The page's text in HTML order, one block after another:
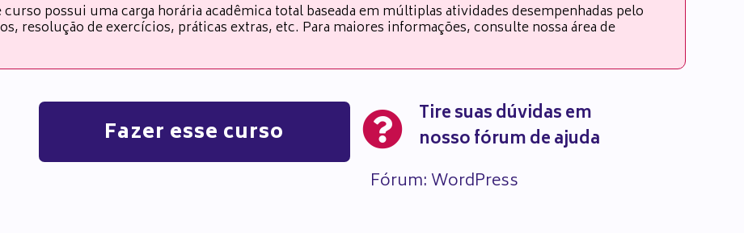
curso possui uma carga horária acadêmica total baseada em múltiplas atividades desempenhadas pelo
resolução de exercícios, práticas extras, etc. Para maiores informações, consulte nossa área de
Fazer esse curso
Tire suas dúvidas em
nosso fórum de ajuda
Fórum: WordPress